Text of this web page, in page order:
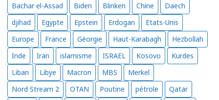
Bachar el-Assad
Biden Blinken Chine
Daech
djihad
Egypte Epstein Erdogan
Etats-Unis
Europe
France Géorgie Haut-Karabagh
Hezbollah
Inde
Iran islamisme ISRAEL Kosovo
Kurdes
Liban
Libye Macron MBS
Merkel
Nord Stream 2
OTAN Poutine pétrole
Qatar